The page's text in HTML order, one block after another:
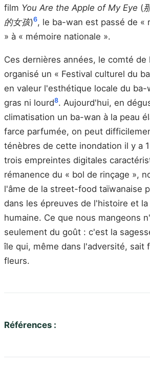
film You Are the Apple of My Eye (
的女孩)6, le ba-wan est passé de «
» à « mémoire nationale ».
Ces dernières années, le comté de
organisé un « Festival culturel du
en valeur l'esthétique locale du ba-
gras ni lourd8. Aujourd'hui, en
climatisation un ba-wan à la peau
farce parfumée, on peut
ténèbres de cette inondation il y a
trois empreintes digitales
rémanence du « bol de rinçage »,
l'âme de la street-food taïwanaise
dans les épreuves de l'histoire et
humaine. Ce que nous mangeons
seulement du goût : c'est la
île qui, même dans l'adversité, sait
fleurs.
Références :